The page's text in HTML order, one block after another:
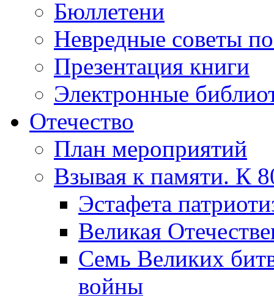
Бюллетени
Невредные советы
Презентация книги
Электронные
Отечество
План мероприятий
Взывая к памяти. К
Эcтафета
Великая
Семь Великих
войны